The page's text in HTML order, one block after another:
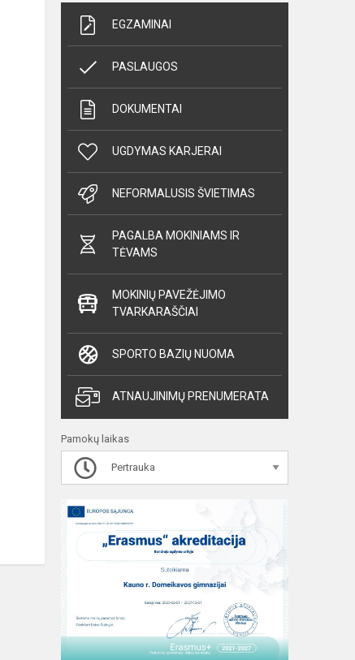
EGZAMINAI
PASLAUGOS
DOKUMENTAI
UGDYMAS KARJERAI
NEFORMALUSIS ŠVIETIMAS
PAGALBA MOKINIAMS IR
TĖVAMS
MOKINIŲ PAVEŽĖJIMO
TVARKARAŠČIAI
SPORTO BAZIŲ NUOMA
ATNAUJINIMŲ PRENUMERATA
Pamokų laikas
Pertrauka